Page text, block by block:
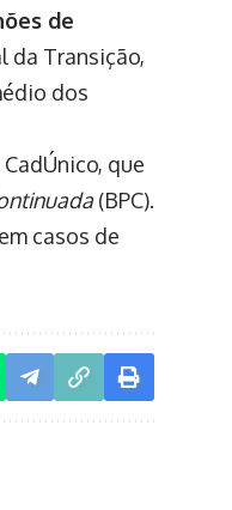
de
da Transição,
dos
que
(BPC).
casos de